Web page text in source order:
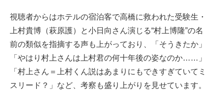
視聴者からはホテルの宿泊客で高橋に救われた受験生・
上村貴博（萩原護）と小日向さん演じる“村上博隆”の名
前の類似を指摘する声も上がっており、「そうきたか」
「やはり村上さんは上村君の何十年後の姿なのか……」
「村上さん＝上村くん説はあまりにもできすぎていてミ
スリード？」など、考察も盛り上がりを見せています。